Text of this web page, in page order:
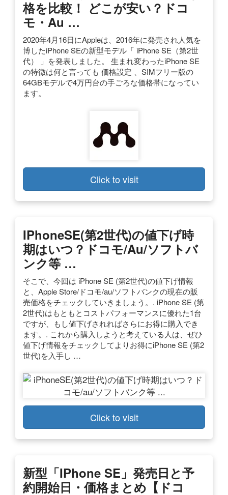
格を比較！ どこが安い？ドコ
モ・au …
2020年4月16日にAppleは、2016年に発売され人気を
博したiPhone SEの新型モデル「 iPhone SE（第2世
代） 」を発表しました。 生まれ変わったiPhone SE
の特徴は何と言っても 価格設定 、SIMフリー版の
64GBモデルで4万円台の手ごろな価格帯になってい
ます。
Click to visit
IPhoneSE(第2世代)の値下げ時
期はいつ？ドコモ/au/ソフトバ
ンク等 …
そこで、今回は iPhone SE (第2世代)の値下げ情報
と、Apple Store/ドコモ/au/ソフトバンクの現在の販
売価格をチェックしていきましょう。. iPhone SE (第
2世代)はもともとコストパフォーマンスに優れた1台
ですが、もし値下げされればさらにお得に購入でき
ます。. これから購入しようと考えている人は、ぜひ
値下げ情報をチェックしてよりお得にiPhone SE (第2
世代)を入手し …
Click to visit
新型「iPhone SE」発売日と予
約開始日・価格まとめ【ドコ